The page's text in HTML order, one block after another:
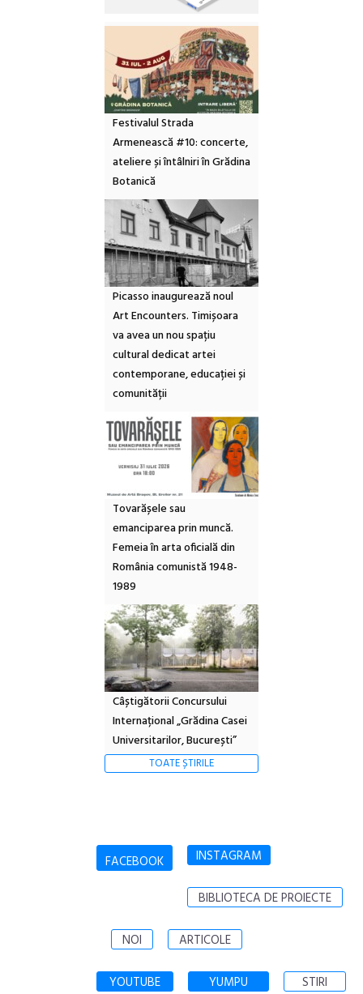
Festivalul Strada
Armenească #10: concerte,
ateliere și întâlniri în Grădina
Botanică
Picasso inaugurează noul
Art Encounters. Timișoara
va avea un nou spațiu
cultural dedicat artei
contemporane, educației și
comunității
Tovarășele sau
emanciparea prin muncă.
Femeia în arta oficială din
România comunistă 1948-
1989
Câștigătorii Concursului
Internațional „Grădina Casei
Universitarilor, București”
TOATE ȘTIRILE
FACEBOOK INSTAGRAM
BIBLIOTECA DE PROIECTE
NOI ARTICOLE
YOUTUBE YUMPU STIRI